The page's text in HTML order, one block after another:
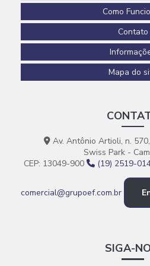
Como
Contato
Mapa do
Av. Antônio Artioli, n.
Swiss Park -
CEP: 13049-900
(19) 2519-
comercial@grupoef.com.br
SIGA-